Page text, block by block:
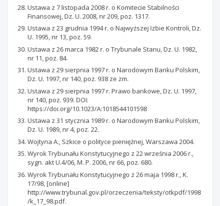
Ustawa z 7 listopada 2008 r. o Komitecie Stabilności
Finansowej, Dz. U. 2008, nr 209, poz. 1317.
Ustawa z 23 grudnia 1994 r. o Najwyższej Izbie Kontroli, Dz.
U. 1995, nr 13, poz. 59.
Ustawa z 26 marca 1982 r. o Trybunale Stanu, Dz. U. 1982,
nr 11, poz. 84.
Ustawa z 29 sierpnia 1997 r. o Narodowym Banku Polskim,
Dz. U. 1997, nr 140, poz. 938 ze zm.
Ustawa z 29 sierpnia 1997 r. Prawo bankowe, Dz. U. 1997,
nr 140, poz. 939. DOI:
https://doi.org/10.1023/A:1018544101598
Ustawa z 31 stycznia 1989 r. o Narodowym Banku Polskim,
Dz. U. 1989, nr 4, poz. 22.
Wojtyna A., Szkice o polityce pieniężnej, Warszawa 2004.
Wyrok Trybunału Konstytucyjnego z 22 września 2006 r.,
sygn. akt U.4/06, M. P. 2006, nr 66, poz. 680.
Wyrok Trybunału Konstytucyjnego z 26 maja 1998 r., K.
17/98, [online]
http://www.trybunal.gov.pl/orzeczenia/teksty/otkpdf/1998
/k_17_98.pdf.